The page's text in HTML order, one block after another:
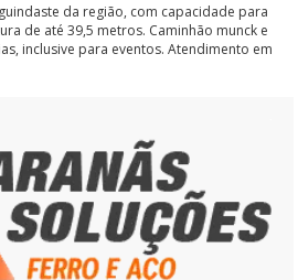
da região, com capacidade para
de até 39,5 metros. Caminhão munck e
inclusive para eventos. Atendimento em